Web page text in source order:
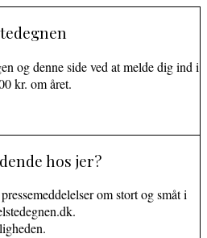
og denne side ved at melde dig ind i
kr. om året.
hos jer?
om stort og småt i